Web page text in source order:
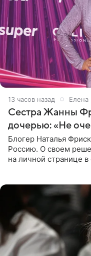
13 часов назад
Сестра Жанны
дочерью: «Не
Блогер Наталья
Россию. О своем
на личной странице